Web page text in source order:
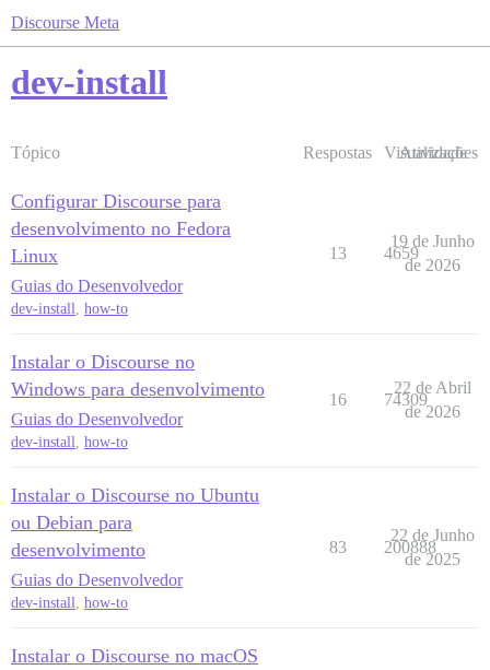
Discourse Meta
dev-install
Tópico Respostas Visualizações
Atividade
Configurar Discourse para
desenvolvimento no Fedora
Linux
Guias do Desenvolvedor
dev-install, how-to
13 4659
19 de Junho
de 2026
Instalar o Discourse no
Windows para desenvolvimento
Guias do Desenvolvedor
dev-install, how-to
16 74309
22 de Abril
de 2026
Instalar o Discourse no Ubuntu
ou Debian para
desenvolvimento
Guias do Desenvolvedor
dev-install, how-to
83 200888
22 de Junho
de 2025
Instalar o Discourse no macOS